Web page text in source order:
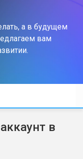
а в будущем
вам
в